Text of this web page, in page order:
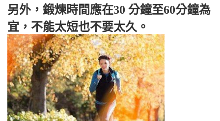
另外，鍛煉時間應在30 分鐘至60分鐘為
宜，不能太短也不要太久。